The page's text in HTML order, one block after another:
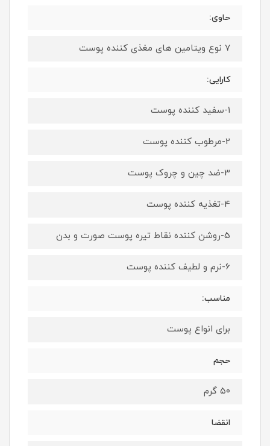
حاوی:
7 نوع ویتامین های مغذی کننده پوست
کارایی:
1-سفید کننده پوست
2-مرطوب‌ کننده پوست
3-ضد چین و چروک پوست
4-تغذیه کننده پوست
5-روشن کننده نقاط تیره پوست صورت و بدن
6-نرم و لطیف کننده پوست
مناسب:
برای انواع پوست
حجم
۵۰ گرم
انقضا